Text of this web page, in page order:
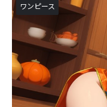
ワンピース